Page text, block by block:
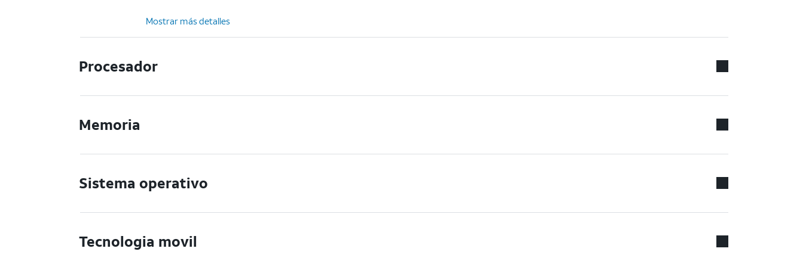
Mostrar más detalles
Procesador
Memoria
Sistema operativo
Tecnologia movil